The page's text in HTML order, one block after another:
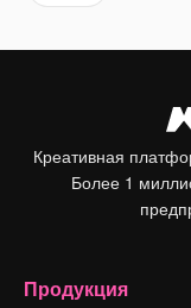
Креативная
Более 1
Продукция